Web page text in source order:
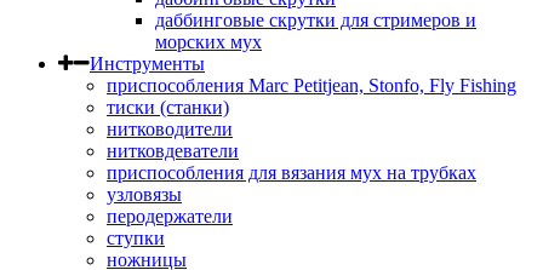
даббинговые скрутки для стримеров и
морских мух
Инструменты
приспособления Marc Petitjean, Stonfo, Fly Fishing
тиски (станки)
нитководители
нитковдеватели
приспособления для вязания мух на трубках
узловязы
перодержатели
ступки
ножницы